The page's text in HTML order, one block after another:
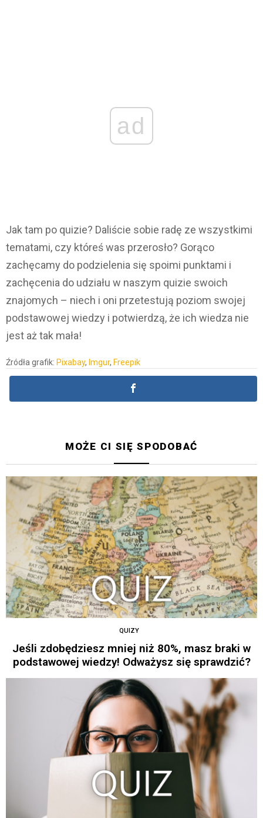
ad
Jak tam po quizie? Daliście sobie radę ze wszystkimi
tematami, czy któreś was przerosło? Gorąco
zachęcamy do podzielenia się spoimi punktami i
zachęcenia do udziału w naszym quizie swoich
znajomych – niech i oni przetestują poziom swojej
podstawowej wiedzy i potwierdzą, że ich wiedza nie
jest aż tak mała!
Źródła grafik: Pixabay, Imgur, Freepik
MOŻE CI SIĘ SPODOBAĆ
QUIZY
Jeśli zdobędziesz mniej niż 80%, masz braki w
podstawowej wiedzy! Odważysz się sprawdzić?